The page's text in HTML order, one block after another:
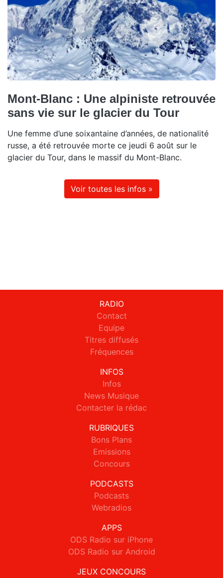
Mont-Blanc : Une alpiniste retrouvée
sans vie sur le glacier du Tour
Une femme d’une soixantaine d’années, de nationalité
russe, a été retrouvée morte ce jeudi 6 août sur le
glacier du Tour, dans le massif du Mont-Blanc.
Voir toutes les infos »
RADIO
Contact
Equipe
Titres diffusés
Fréquences
INFOS
Infos
News Musique
Contacter la rédac
RUBRIQUES
Bons Plans
Emissions
Concours
PODCASTS
Podcasts
Webradios
APPS
ODS Radio sur iPhone
ODS Radio sur Android
JEUX CONCOURS